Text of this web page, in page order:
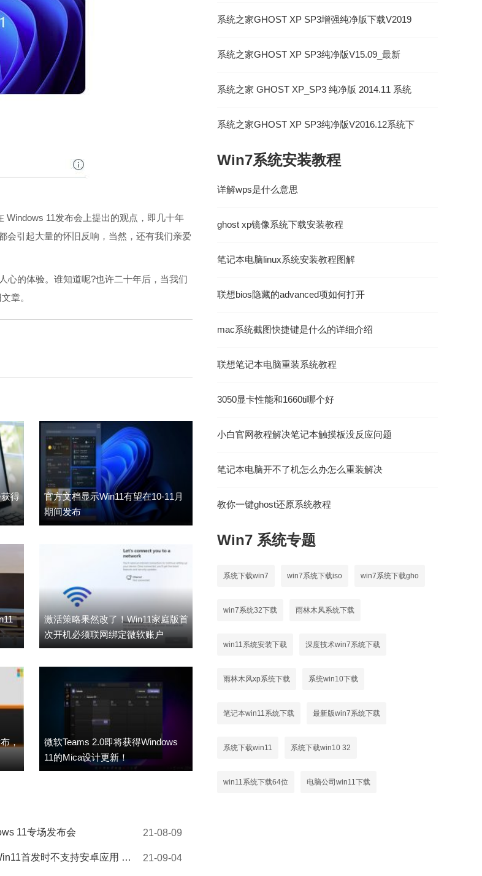
11发布会上提出的观点，即几十年
会引起大量的怀旧反响，当然，还有我们亲爱
的体验。谁知道呢?也许二十年后，当我们
章。
得
官方文档显示Win11有望在10-11月
期间发布
激活策略果然改了！Win11家庭版首
次开机必须联网绑定微软账户
，
微软Teams 2.0即将获得Windows
11的Mica设计更新！
11专场发布会 21-08-09
微软明确Win11首发时不支持安卓应用 未来数月会在Insider渠道测试 21-09-04
系统之家GHOST XP SP3增强纯净版下载V2019
系统之家GHOST XP SP3纯净版V15.09_最新
系统之家 GHOST XP_SP3 纯净版 2014.11 系统
系统之家GHOST XP SP3纯净版V2016.12系统下
Win7系统安装教程
详解wps是什么意思
ghost xp镜像系统下载安装教程
笔记本电脑linux系统安装教程图解
联想bios隐藏的advanced项如何打开
mac系统截图快捷键是什么的详细介绍
联想笔记本电脑重装系统教程
3050显卡性能和1660ti哪个好
小白官网教程解决笔记本触摸板没反应问题
笔记本电脑开不了机怎么办怎么重装解决
教你一键ghost还原系统教程
Win7 系统专题
系统下载win7 win7系统下载iso win7系统下载gho
win7系统32下载 雨林木风系统下载
win11系统安装下载 深度技术win7系统下载
雨林木风xp系统下载 系统win10下载
笔记本win11系统下载 最新版win7系统下载
系统下载win11 系统下载win10 32
win11系统下载64位 电脑公司win11下载